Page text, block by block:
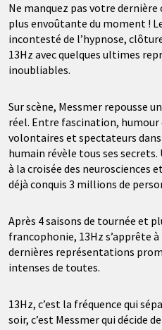
Ne manquez pas votre dernière
plus envoûtante du moment !
incontesté de l’hypnose,
13Hz avec quelques ultimes
inoubliables.
Sur scène, Messmer repousse
réel. Entre fascination,
volontaires et spectateurs dans
humain révèle tous ses
à la croisée des neurosciences
déjà conquis 3 millions de
Après 4 saisons de tournée et
francophonie, 13Hz s’apprête
dernières représentations
intenses de toutes.
13Hz, c’est la fréquence qui
soir, c’est Messmer qui décide